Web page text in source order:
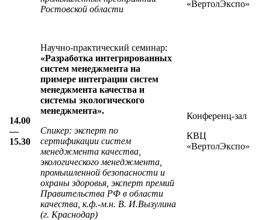
Ростовской области
«ВертолЭкспо»
14.00
—
15.30
Научно-практический семинар:
«Разработка интегрированных
систем менеджмента на
примере интеграции систем
менеджмента качества и
системы экологического
менеджмента».
Спикер: эксперт по
сертификации систем
менеджмента качества,
экологического менеджмента,
промышленной безопасности и
охраны здоровья, эксперт премий
Правительства РФ в области
качества, к.ф.-м.н. В. И.Вызулина
(г. Краснодар)
Конференц-зал
КВЦ
«ВертолЭкспо»